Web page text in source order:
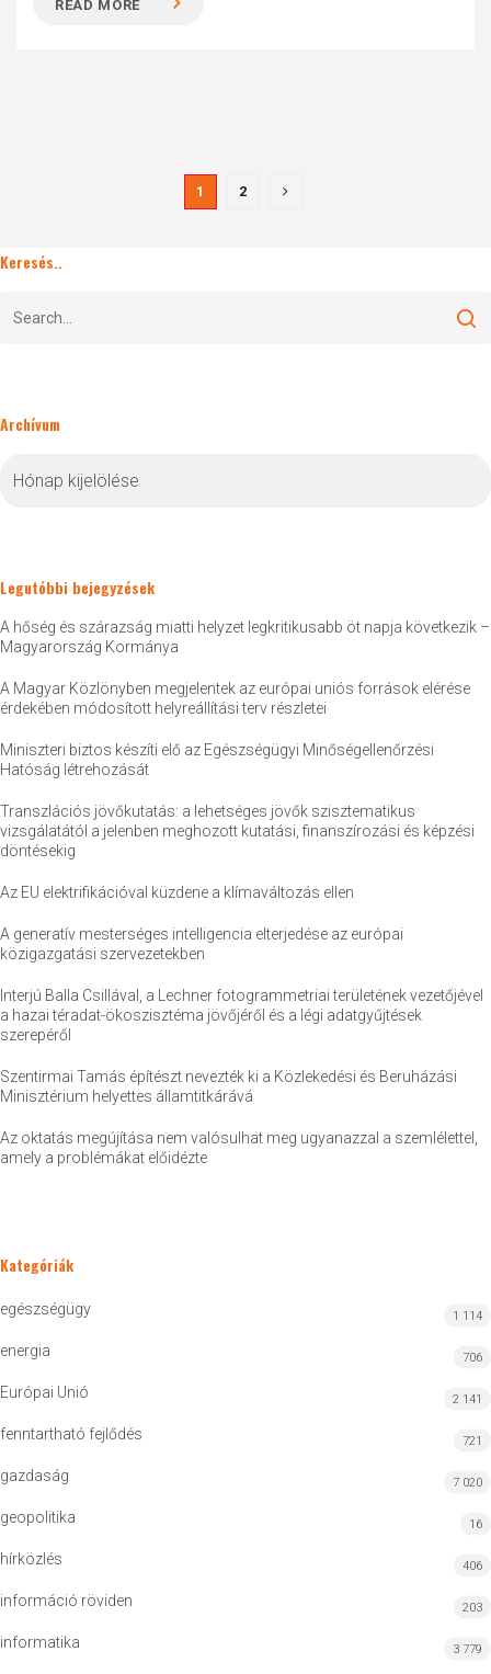
READ MORE
1 2
Keresés..
Archívum
Legutóbbi bejegyzések
A hőség és szárazság miatti helyzet legkritikusabb öt napja következik –
Magyarország Kormánya
A Magyar Közlönyben megjelentek az európai uniós források elérése
érdekében módosított helyreállítási terv részletei
Miniszteri biztos készíti elő az Egészségügyi Minőségellenőrzési
Hatóság létrehozását
Transzlációs jövőkutatás: a lehetséges jövők szisztematikus
vizsgálatától a jelenben meghozott kutatási, finanszírozási és képzési
döntésekig
Az EU elektrifikációval küzdene a klímaváltozás ellen
A generatív mesterséges intelligencia elterjedése az európai
közigazgatási szervezetekben
Interjú Balla Csillával, a Lechner fotogrammetriai területének vezetőjével
a hazai téradat-ökoszisztéma jövőjéről és a légi adatgyűjtések
szerepéről
Szentirmai Tamás építészt nevezték ki a Közlekedési és Beruházási
Minisztérium helyettes államtitkárává
Az oktatás megújítása nem valósulhat meg ugyanazzal a szemlélettel,
amely a problémákat előidézte
Kategóriák
egészségügy 1 114
energia 706
Európai Unió 2 141
fenntartható fejlődés 721
gazdaság 7 020
geopolitika 16
hírközlés 406
információ röviden 203
informatika 3 779